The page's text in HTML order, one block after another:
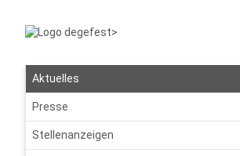
Aktuelles
Presse
Stellenanzeigen